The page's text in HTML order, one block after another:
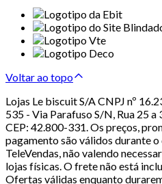
Voltar ao topo
Lojas Le biscuit S/A CNPJ nº
535 - Via Parafuso S/N, Rua 25
CEP: 42.800-331. Os preços,
pagamento são válidos durante o
TeleVendas, não valendo
lojas físicas. O frete não está
Ofertas válidas enquanto